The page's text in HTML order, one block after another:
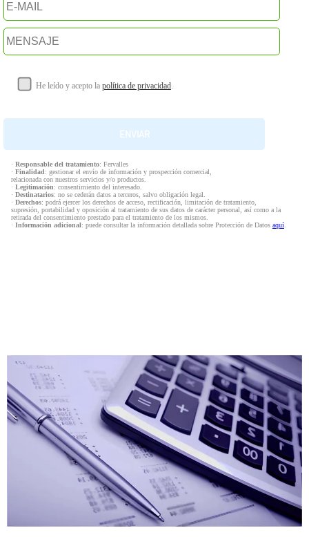
He leído y acepto la política de privacidad.
· Responsable del tratamiento: Fervalles
· Finalidad: gestionar el envío de información y prospección comercial,
relacionada con nuestros servicios y/o productos.
· Legitimación: consentimiento del interesado.
· Destinatarios: no se cederán datos a terceros, salvo obligación legal.
· Derechos: podrá ejercer los derechos de acceso, rectificación, limitación de tratamiento,
supresión, portabilidad y oposición al tratamiento de sus datos de carácter personal, así como a la
retirada del consentimiento prestado para el tratamiento de los mismos.
· Información adicional: puede consultar la información detallada sobre Protección de Datos aquí.